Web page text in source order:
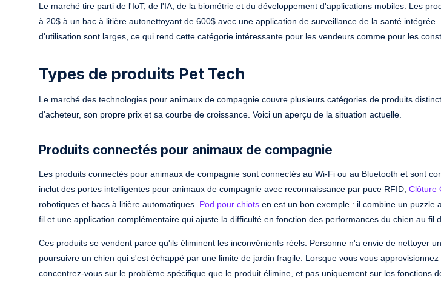
Le marché tire parti de l'IoT, de l'IA, de la biométrie et du développement d'applications mobiles. Les
à 20$ à un bac à litière autonettoyant de 600$ avec une application de surveillance de la santé
d'utilisation sont larges, ce qui rend cette catégorie intéressante pour les vendeurs comme pour les
Types de produits Pet Tech
Le marché des technologies pour animaux de compagnie couvre plusieurs catégories de produits
d'acheteur, son propre prix et sa courbe de croissance. Voici un aperçu de la situation actuelle.
Produits connectés pour animaux de compagnie
Les produits connectés pour animaux de compagnie sont connectés au Wi-Fi ou au Bluetooth et sont
inclut des portes intelligentes pour animaux de compagnie avec reconnaissance par puce RFID, Clôture
robotiques et bacs à litière automatiques. Pod pour chiots en est un bon exemple : il combine un puzzle
fil et une application complémentaire qui ajuste la difficulté en fonction des performances du chien au fil
Ces produits se vendent parce qu'ils éliminent les inconvénients réels. Personne n'a envie de nettoyer
poursuivre un chien qui s'est échappé par une limite de jardin fragile. Lorsque vous vous
concentrez-vous sur le problème spécifique que le produit élimine, et pas uniquement sur les fonctions